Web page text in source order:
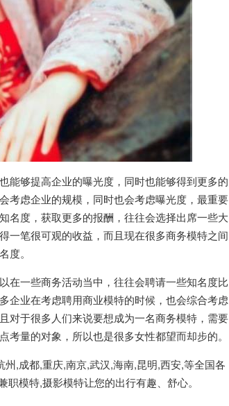
能够提高企业的曝光度，同时也能够得到更多的
考虑企业的规模，同时也会考虑曝光度，最重要
名度，获取更多的报酬，往往会选择出席一些大
一笔很可观的收益，而且现在很多商务模特之间
度。
一些商务活动当中，往往会聘请一些知名度比
企业在考虑聘用商业模特的时候，也会综合考虑
对于很多人们来说要想成为一名商务模特，需要
量的对象，所以也是很多女性都望而却步的。
,成都,重庆,南京,武汉,海南,昆明,西安,等全国各
模特,摄影模特让您的出行有趣、舒心。